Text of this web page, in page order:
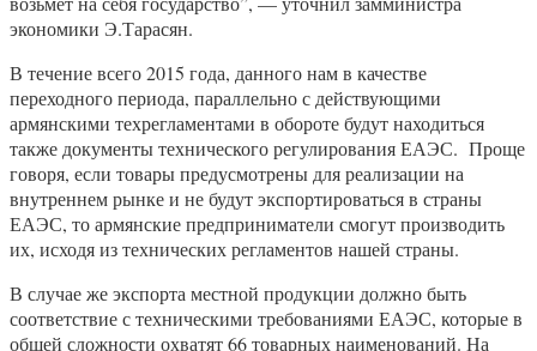
экономики Э.Тарасян.
В течение всего 2015 года, данного нам в качестве
переходного периода, параллельно с действующими
армянскими техрегламентами в обороте будут находиться
также документы технического регулирования ЕАЭС. Проще
говоря, если товары предусмотрены для реализации на
внутреннем рынке и не будут экспортироваться в страны
ЕАЭС, то армянские предприниматели смогут производить
их, исходя из технических регламентов нашей страны.
В случае же экспорта местной продукции должно быть
соответствие с техническими требованиями ЕАЭС, которые в
общей сложности охватят 66 товарных наименований. На